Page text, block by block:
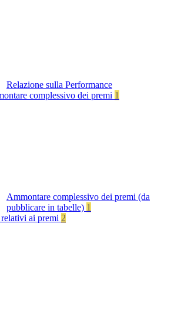
Relazione sulla Performance
complessivo dei premi 1
Ammontare complessivo dei premi (da
pubblicare in tabelle) 1
ai premi 2